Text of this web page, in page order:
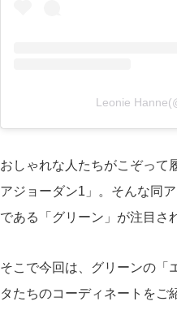
Leonie
おしゃれな人たちがこぞって
アジョーダン1」。そんな同
である「グリーン」が注目さ
そこで今回は、グリーンの「
タたちのコーディネートをご